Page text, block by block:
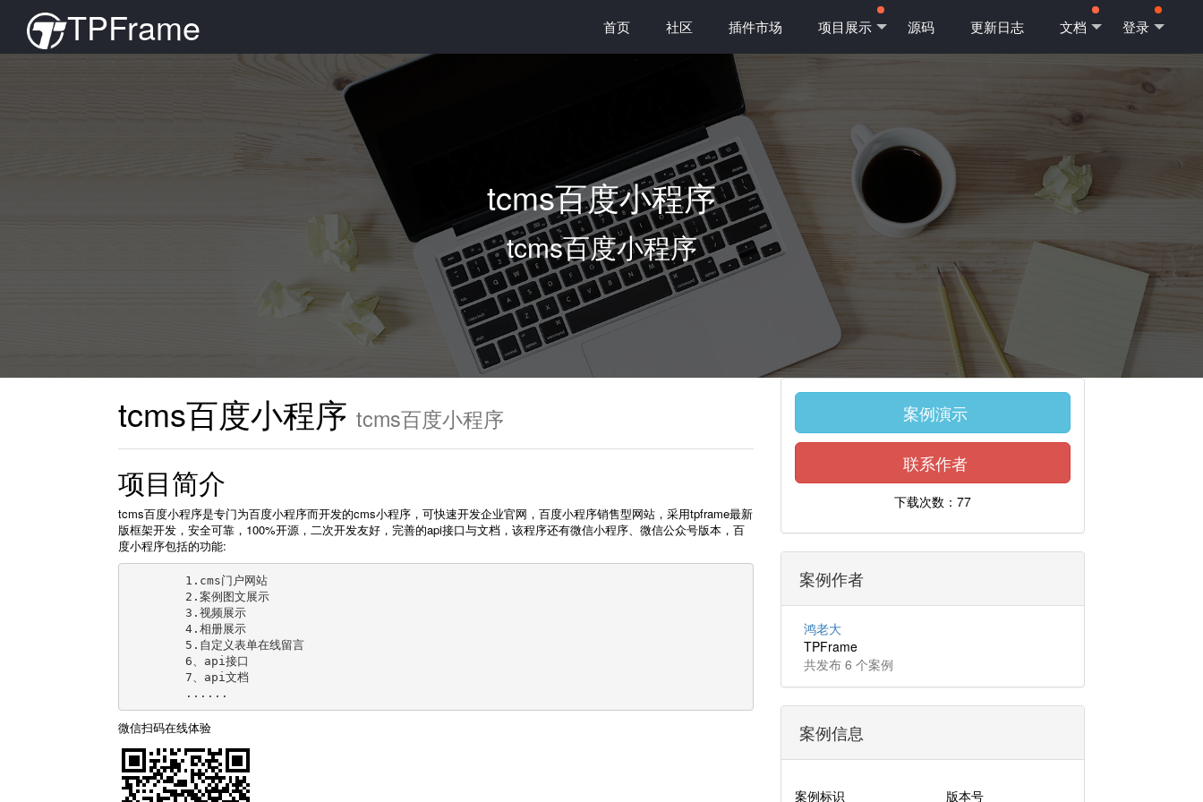
TPFrame 首页 社区 插件市场 项目展示 源码 更新日志 文档 登录
tcms百度小程序
tcms百度小程序
tcms百度小程序 tcms百度小程序
项目简介
tcms百度小程序是专门为百度小程序而开发的cms小程序，可快速开发企业官网，百度小程序销售型网站，采用tpframe最新
版框架开发，安全可靠，100%开源，二次开发友好，完善的api接口与文档，该程序还有微信小程序、微信公众号版本，百
度小程序包括的功能:
微信扫码在线体验
案例演示
联系作者
下载次数：77
案例作者
鸿老大
TPFrame
共发布 6 个案例
案例信息
案例标识 版本号